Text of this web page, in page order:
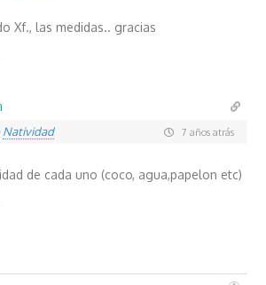
Xf., las medidas.. gracias
Natividad 7 años atrás
de cada uno (coco, agua,papelon etc)